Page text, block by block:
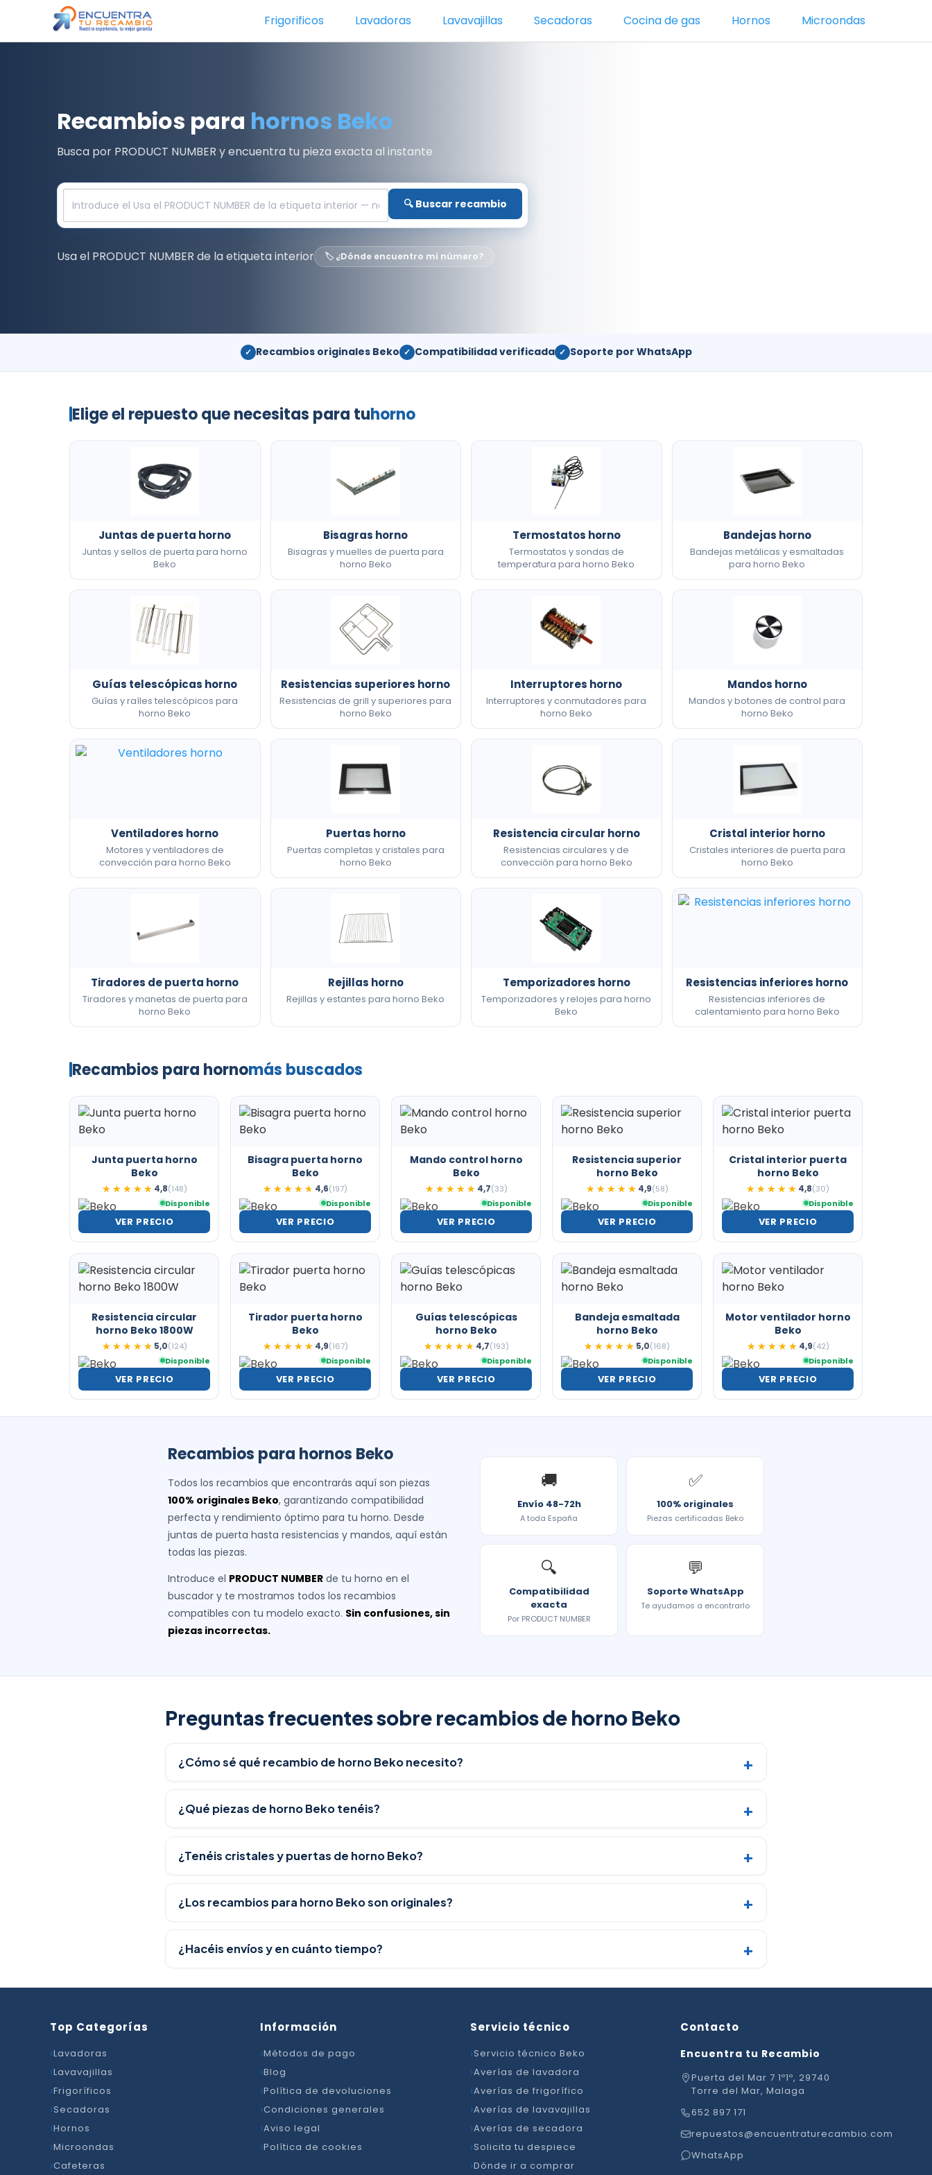
contenido
Frigorificos Lavadoras Lavavajillas Secadoras Cocina de gas Hornos Microondas
Recambios para hornos Beko
Busca por PRODUCT NUMBER y encuentra tu pieza exacta al instante
🔍 Buscar recambio
Usa el PRODUCT NUMBER de la etiqueta interior 🏷️ ¿Dónde encuentro mi número?
✓ Recambios originales Beko ✓ Compatibilidad verificada ✓ Soporte por WhatsApp
Elige el repuesto que necesitas para tuhorno
Juntas de puerta horno
Juntas y sellos de puerta para horno
Beko
Bisagras horno
Bisagras y muelles de puerta para
horno Beko
Termostatos horno
Termostatos y sondas de
temperatura para horno Beko
Bandejas horno
Bandejas metálicas y esmaltadas
para horno Beko
Guías telescópicas horno
Guías y raíles telescópicos para
horno Beko
Resistencias superiores horno
Resistencias de grill y superiores para
horno Beko
Interruptores horno
Interruptores y conmutadores para
horno Beko
Mandos horno
Mandos y botones de control para
horno Beko
Ventiladores horno
Motores y ventiladores de
convección para horno Beko
Puertas horno
Puertas completas y cristales para
horno Beko
Resistencia circular horno
Resistencias circulares y de
convección para horno Beko
Cristal interior horno
Cristales interiores de puerta para
horno Beko
Tiradores de puerta horno
Tiradores y manetas de puerta para
horno Beko
Rejillas horno
Rejillas y estantes para horno Beko
Temporizadores horno
Temporizadores y relojes para horno
Beko
Resistencias inferiores horno
Resistencias inferiores de
calentamiento para horno Beko
Recambios para hornomás buscados
Junta puerta horno
Beko
★★★★★
★★★★★ 4,8(148)
Disponible
VER PRECIO
Bisagra puerta horno
Beko
★★★★★
★★★★★ 4,6(197)
Disponible
VER PRECIO
Mando control horno
Beko
★★★★★
★★★★★ 4,7(33)
Disponible
VER PRECIO
Resistencia superior
horno Beko
★★★★★
★★★★★ 4,9(58)
Disponible
VER PRECIO
Cristal interior puerta
horno Beko
★★★★★
★★★★★ 4,8(30)
Disponible
VER PRECIO
Resistencia circular
horno Beko 1800W
★★★★★
★★★★★ 5,0(124)
Disponible
VER PRECIO
Tirador puerta horno
Beko
★★★★★
★★★★★ 4,9(167)
Disponible
VER PRECIO
Guías telescópicas
horno Beko
★★★★★
★★★★★ 4,7(193)
Disponible
VER PRECIO
Bandeja esmaltada
horno Beko
★★★★★
★★★★★ 5,0(168)
Disponible
VER PRECIO
Motor ventilador horno
Beko
★★★★★
★★★★★ 4,9(42)
Disponible
VER PRECIO
Recambios para hornos Beko
Todos los recambios que encontrarás aquí son piezas
100% originales Beko, garantizando compatibilidad
perfecta y rendimiento óptimo para tu horno. Desde
juntas de puerta hasta resistencias y mandos, aquí están
todas las piezas.
Introduce el PRODUCT NUMBER de tu horno en el
buscador y te mostramos todos los recambios
compatibles con tu modelo exacto. Sin confusiones, sin
piezas incorrectas.
🚚
Envío 48-72h
A toda España
✅
100% originales
Piezas certificadas Beko
🔍
Compatibilidad
exacta
Por PRODUCT NUMBER
💬
Soporte WhatsApp
Te ayudamos a encontrarlo
Preguntas frecuentes sobre recambios de horno Beko
¿Cómo sé qué recambio de horno Beko necesito?
¿Qué piezas de horno Beko tenéis?
¿Tenéis cristales y puertas de horno Beko?
¿Los recambios para horno Beko son originales?
¿Hacéis envíos y en cuánto tiempo?
Top Categorías
Lavadoras
Lavavajillas
Frigoríficos
Secadoras
Hornos
Microondas
Cafeteras
Información
Métodos de pago
Blog
Política de devoluciones
Condiciones generales
Aviso legal
Política de cookies
Servicio técnico
Servicio técnico Beko
Averías de lavadora
Averías de frigorífico
Averías de lavavajillas
Averías de secadora
Solicita tu despiece
Dónde ir a comprar
Contacto
Encuentra tu Recambio
Puerta del Mar 7 1º1º, 29740
Torre del Mar, Malaga
652 897 171
repuestos@encuentraturecambio.com
WhatsApp